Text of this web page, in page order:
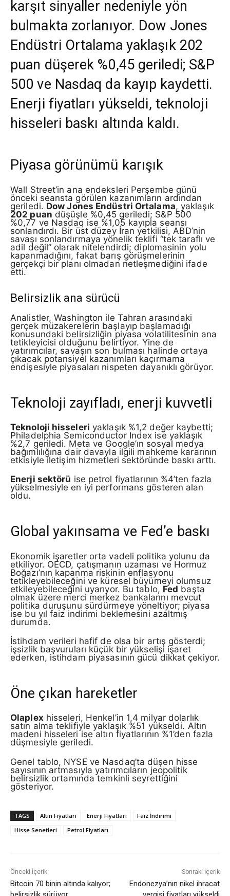
karşıt sinyaller nedeniyle yön
bulmakta zorlanıyor. Dow Jones
Endüstri Ortalama yaklaşık 202
puan düşerek %0,45 geriledi; S&P
500 ve Nasdaq da kayıp kaydetti.
Enerji fiyatları yükseldi, teknoloji
hisseleri baskı altında kaldı.
Piyasa görünümü karışık
Wall Street’in ana endeksleri Perşembe günü
önceki seansta görülen kazanımların ardından
geriledi. Dow Jones Endüstri Ortalama, yaklaşık
202 puan düşüşle %0,45 geriledi; S&P 500
%0,77 ve Nasdaq ise %1,05 kayıpla seansı
sonlandırdı. Bir üst düzey İran yetkilisi, ABD’nin
savaşı sonlandırmaya yönelik teklifi “tek taraflı ve
adil değil” olarak nitelendirdi; diplomasinin yolu
kapanmadığını, fakat barış görüşmelerinin
gerçekçi bir planı olmadan netleşmediğini ifade
etti.
Belirsizlik ana sürücü
Analistler, Washington ile Tahran arasındaki
gerçek müzakerelerin başlayıp başlamadığı
konusundaki belirsizliğin piyasa volatilitesinin ana
tetikleyicisi olduğunu belirtiyor. Yine de
yatırımcılar, savaşın son bulması halinde ortaya
çıkacak potansiyel kazanımları kaçırmama
endişesiyle piyasaları nispeten dayanıklı görüyor.
Teknoloji zayıfladı, enerji kuvvetli
Teknoloji hisseleri yaklaşık %1,2 değer kaybetti;
Philadelphia Semiconductor Index ise yaklaşık
%2,7 geriledi. Meta ve Google’ın sosyal medya
bağımlılığına dair davayla ilgili mahkeme kararının
etkisiyle iletişim hizmetleri sektöründe baskı arttı.
Enerji sektörü ise petrol fiyatlarının %4’ten fazla
yükselmesiyle en iyi performans gösteren alan
oldu.
Global yakınsama ve Fed’e baskı
Ekonomik işaretler orta vadeli politika yolunu da
etkiliyor. OECD, çatışmanın uzaması ve Hormuz
Boğazı’nın kapanma riskinin enflasyonu
tetikleyebileceğini ve küresel büyümeyi olumsuz
etkileyebileceğini uyarıyor. Bu tablo, Fed başta
olmak üzere merci merkez bankalarını mevcut
politika duruşunu sürdürmeye yöneltiyor; piyasa
ise bu yıl faiz indirimi beklemesini azaltmış
durumda.
İstihdam verileri hafif de olsa bir artış gösterdi;
işsizlik başvuruları küçük bir yükselişi işaret
ederken, istihdam piyasasının gücü dikkat çekiyor.
Öne çıkan hareketler
Olaplex hisseleri, Henkel’in 1,4 milyar dolarlık
satın alma teklifiyle yaklaşık %51 yükseldi. Altın
madeni hisseleri ise altın fiyatlarının %1’den fazla
düşmesiyle geriledi.
Genel tablo, NYSE ve Nasdaq’ta düşen hisse
sayısının artmasıyla yatırımcıların jeopolitik
belirsizlik ortamında temkinli seyrettiğini
gösteriyor.
TAGS Altın Fiyatları Enerji Fiyatları
Faiz İndirimi
Hisse Senetleri
Petrol Fiyatları
Önceki İçerik
Bitcoin 70 binin altında kalıyor;
Sonraki İçerik
Endonezya’nın nikel ihracat